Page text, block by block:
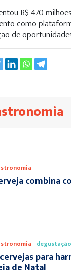
R$ 470
como
de
combina
degustação
para